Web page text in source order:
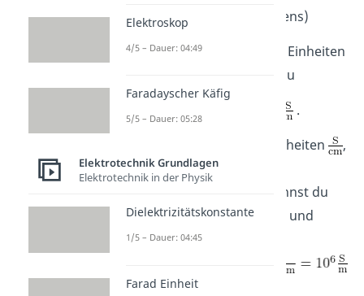
(Siemens)
definiert. Setzt du nun alle Einheiten
in die Formel ein erhältst du
.
Du wirst auch öfter die Einheiten
,
oder
sehen. Die
einzelnen Messgrößen kannst du
durch
und
durch
umrechnen.
Elektroskop
4/5 – Dauer: 04:49
Faradayscher Käfig
5/5 – Dauer: 05:28
Elektrotechnik Grundlagen
Elektrotechnik in der Physik
Dielektrizitätskonstante
1/5 – Dauer: 04:45
Farad Einheit